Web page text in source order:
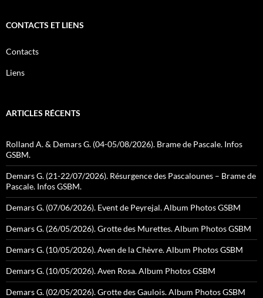
CONTACTS ET LIENS
Contacts
Liens
ARTICLES RÉCENTS
Rolland A. & Demars G. (04-05/08/2026). Brame de Pascale. Infos
GSBM.
Demars G. (21-22/07/2026). Résurgence des Pascalounes – Brame de
Pascale. Infos GSBM.
Demars G. (07/06/2026). Event de Peyrejal. Album Photos GSBM
Demars G. (26/05/2026). Grotte des Murettes. Album Photos GSBM
Demars G. (10/05/2026). Aven de la Chèvre. Album Photos GSBM
Demars G. (10/05/2026). Aven Rosa. Album Photos GSBM
Demars G. (02/05/2026). Grotte des Gaulois. Album Photos GSBM